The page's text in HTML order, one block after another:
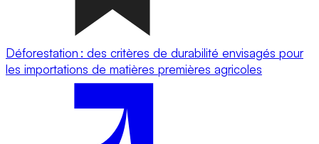
Déforestation : des critères de durabilité envisagés pour
les importations de matières premières agricoles